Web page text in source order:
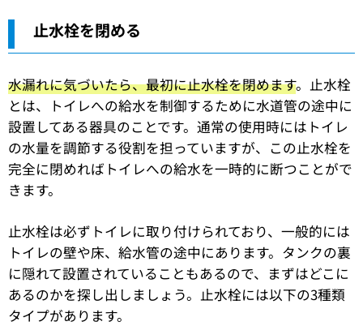
止水栓を閉める
水漏れに気づいたら、最初に止水栓を閉めます。止水栓
とは、トイレへの給水を制御するために水道管の途中に
設置してある器具のことです。通常の使用時にはトイレ
の水量を調節する役割を担っていますが、この止水栓を
完全に閉めればトイレへの給水を一時的に断つことがで
きます。
止水栓は必ずトイレに取り付けられており、一般的には
トイレの壁や床、給水管の途中にあります。タンクの裏
に隠れて設置されていることもあるので、まずはどこに
あるのかを探し出しましょう。止水栓には以下の3種類
タイプがあります。